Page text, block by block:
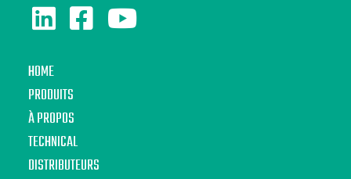
HOME
PRODUITS
À PROPOS
TECHNICAL
DISTRIBUTEURS